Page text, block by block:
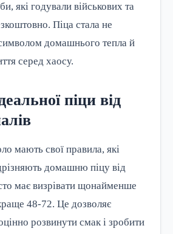
які годували військових та
Піца стала не
домашнього тепла й
серед хаосу.
піци від
мають свої правила, які
домашню піцу від
має визрівати щонайменше
48-72. Це дозволяє
розвинути смак і зробити